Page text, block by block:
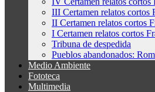
III Certamen relatos cortos
II Certamen relatos cortos
I Certamen relatos cortos
Tribuna de despedida
Pueblos abandonados:
Medio Ambiente
Fototeca
Multimedia